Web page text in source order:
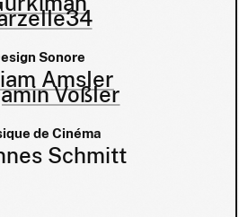
Sonore
Amsler
Voßler
de Cinéma
Schmitt